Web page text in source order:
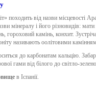
походить від назви місцевості
мінералу і його різновидів: мати
гороховий камінь, конхит.
називають оолітовими
до карбонатам кальцію.
гами від білого до світло-
в Іспанії.